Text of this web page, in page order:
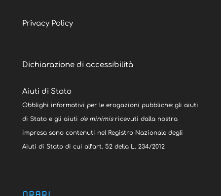
Privacy Policy
Dichiarazione di accessibilità
Aiuti di Stato
Obblighi informativi per le erogazioni pubbliche: gli aiuti
di Stato e gli aiuti de minimisricevuti dalla nostra
impresa sono contenuti nel Registro Nazionale degli
Aiuti di Stato di cui all’art. 52 della L. 234/2012